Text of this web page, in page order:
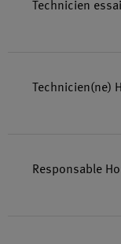
Technicien
Technicien(ne)
Responsable